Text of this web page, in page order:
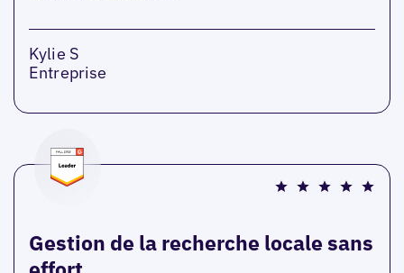
Kylie S
Entreprise
Gestion de la recherche locale sans